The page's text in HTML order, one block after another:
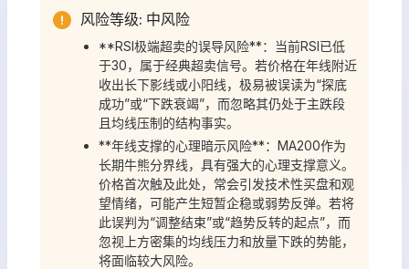
风险等级: 中风险
**RSI极端超卖的误导风险**：当前RSI已低
于30，属于经典超卖信号。若价格在年线附近
收出长下影线或小阳线，极易被误读为“探底
成功”或“下跌衰竭”，而忽略其仍处于主跌段
且均线压制的结构事实。
**年线支撑的心理暗示风险**：MA200作为
长期牛熊分界线，具有强大的心理支撑意义。
价格首次触及此处，常会引发技术性买盘和观
望情绪，可能产生短暂企稳或弱势反弹。若将
此误判为“调整结束”或“趋势反转的起点”，而
忽视上方密集的均线压力和放量下跌的势能，
将面临较大风险。